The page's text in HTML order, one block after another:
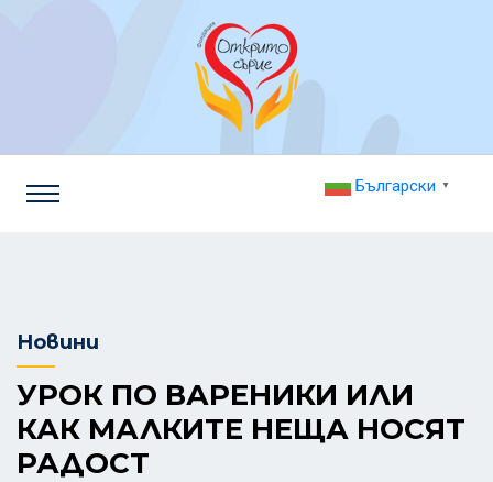
Български ▼
Новини
УРОК ПО ВАРЕНИКИ ИЛИ
КАК МАЛКИТЕ НЕЩА НОСЯТ
РАДОСТ